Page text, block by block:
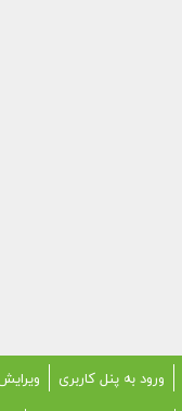
ورود به پنل کاربری